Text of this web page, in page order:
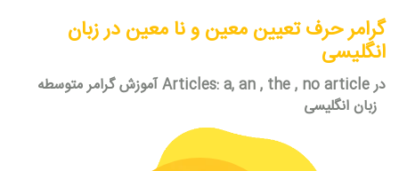
گرامر حرف تعیین معین و نا معین در زبان
انگلیسی
آموزش گرامر متوسطه Articles: a, an , the , no article در
زبان انگلیسی